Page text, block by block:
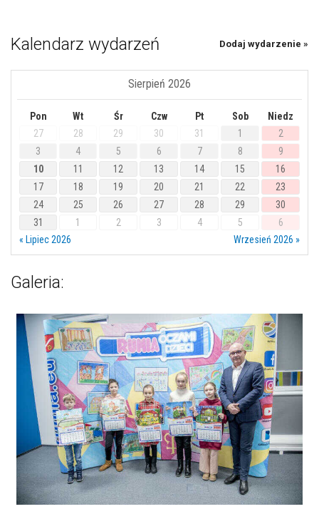
Kalendarz wydarzeń Dodaj wydarzenie »
Sierpień 2026
Pon Wt Śr Czw Pt Sob
Niedz
27
28 29 30 31 1
2
3
4 5 6 7 8
9
10
11 12 13 14 15
16
17
18 19 20 21 22
23
24
25 26 27 28 29
30
31
1 2 3 4 5
6
« Lipiec 2026
Wrzesień 2026 »
Galeria: